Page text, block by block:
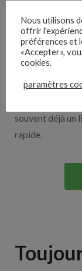
Découvrez nos
multidiffuseurs,
souvent déjà un
rapide.
Nous utilisons
offrir
préférences et
«Accepter»,
cookies.
paramètres